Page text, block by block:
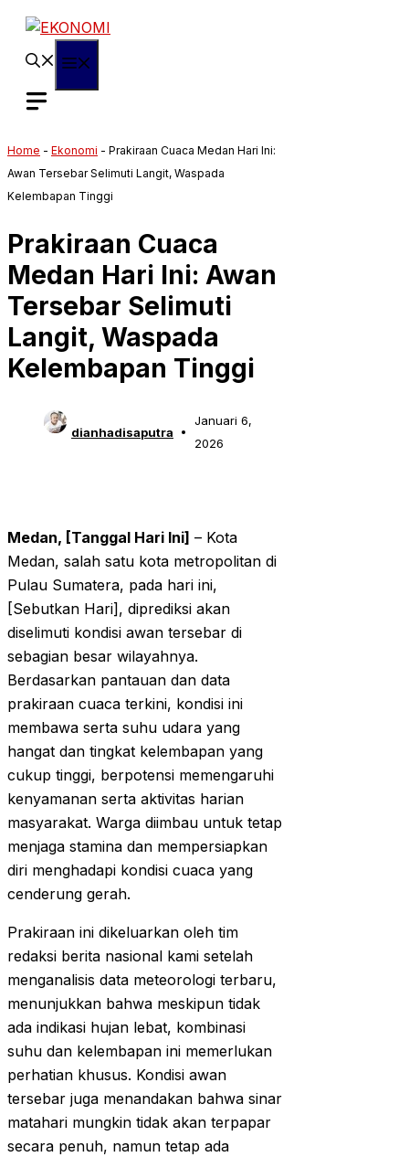
Langsung
Home - Ekonomi - Prakiraan Cuaca Medan Hari Ini:
Awan Tersebar Selimuti Langit, Waspada
Kelembapan Tinggi
Prakiraan Cuaca
Medan Hari Ini: Awan
Tersebar Selimuti
Langit, Waspada
Kelembapan Tinggi
dianhadisaputra
Januari 6,
2026
Medan, [Tanggal Hari Ini] – Kota
Medan, salah satu kota metropolitan di
Pulau Sumatera, pada hari ini,
[Sebutkan Hari], diprediksi akan
diselimuti kondisi awan tersebar di
sebagian besar wilayahnya.
Berdasarkan pantauan dan data
prakiraan cuaca terkini, kondisi ini
membawa serta suhu udara yang
hangat dan tingkat kelembapan yang
cukup tinggi, berpotensi memengaruhi
kenyamanan serta aktivitas harian
masyarakat. Warga diimbau untuk tetap
menjaga stamina dan mempersiapkan
diri menghadapi kondisi cuaca yang
cenderung gerah.
Prakiraan ini dikeluarkan oleh tim
redaksi berita nasional kami setelah
menganalisis data meteorologi terbaru,
menunjukkan bahwa meskipun tidak
ada indikasi hujan lebat, kombinasi
suhu dan kelembapan ini memerlukan
perhatian khusus. Kondisi awan
tersebar juga menandakan bahwa sinar
matahari mungkin tidak akan terpapar
secara penuh, namun tetap ada